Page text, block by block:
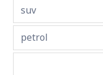
suv
petrol